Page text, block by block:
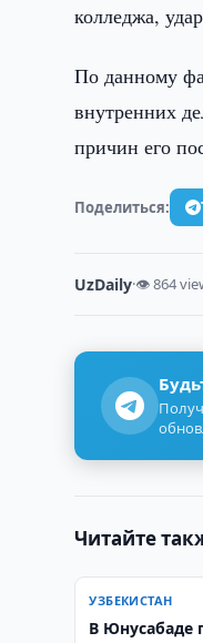
колледжа,
По данному
внутренних
причин его
Поделиться:
UzDaily·👁 864
Читайте
УЗБЕКИСТАН
В Юнусабаде